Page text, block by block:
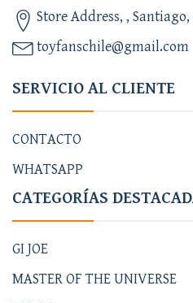
Store Address, ,
toyfanschile@gmail.com
SERVICIO AL CLIENTE
CONTACTO
WHATSAPP
CATEGORÍAS
GI JOE
MASTER OF THE UNIVERSE